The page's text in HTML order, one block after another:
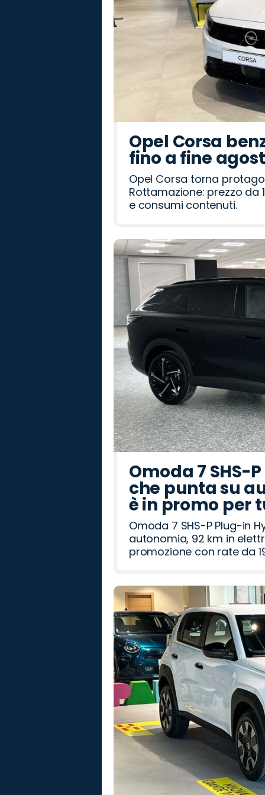
Opel Corsa
fino a fine
Opel Corsa torna
Rottamazione: prezzo da
e consumi contenuti.
Omoda 7 SHS-
che punta su
è in promo per
Omoda 7 SHS-P Plug-in
autonomia, 92 km in
promozione con rate da